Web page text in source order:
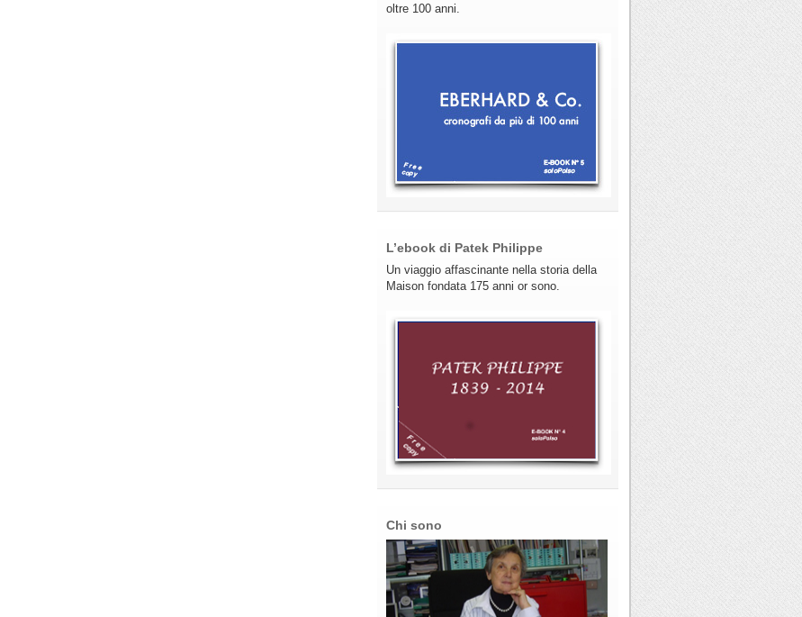
oltre 100 anni.
L’ebook di Patek Philippe
Un viaggio affascinante nella storia della
Maison fondata 175 anni or sono.
Chi sono